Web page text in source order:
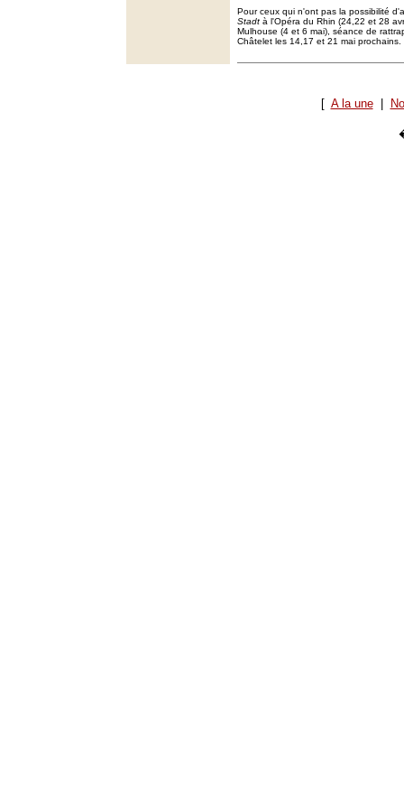
Pour ceux qui n'ont pas la possibilité
Stadt à l'Opéra du Rhin (24,22 et 28
Mulhouse (4 et 6 mai), séance de
Châtelet les 14,17 et 21 mai prochains.
[ A la une|